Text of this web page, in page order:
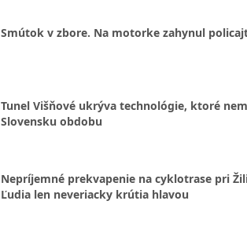
Smútok v zbore. Na motorke zahynul
Tunel Višňové ukrýva technológie, ktoré
Slovensku obdobu
Nepríjemné prekvapenie na cyklotrase pri
Ľudia len neveriacky krútia hlavou